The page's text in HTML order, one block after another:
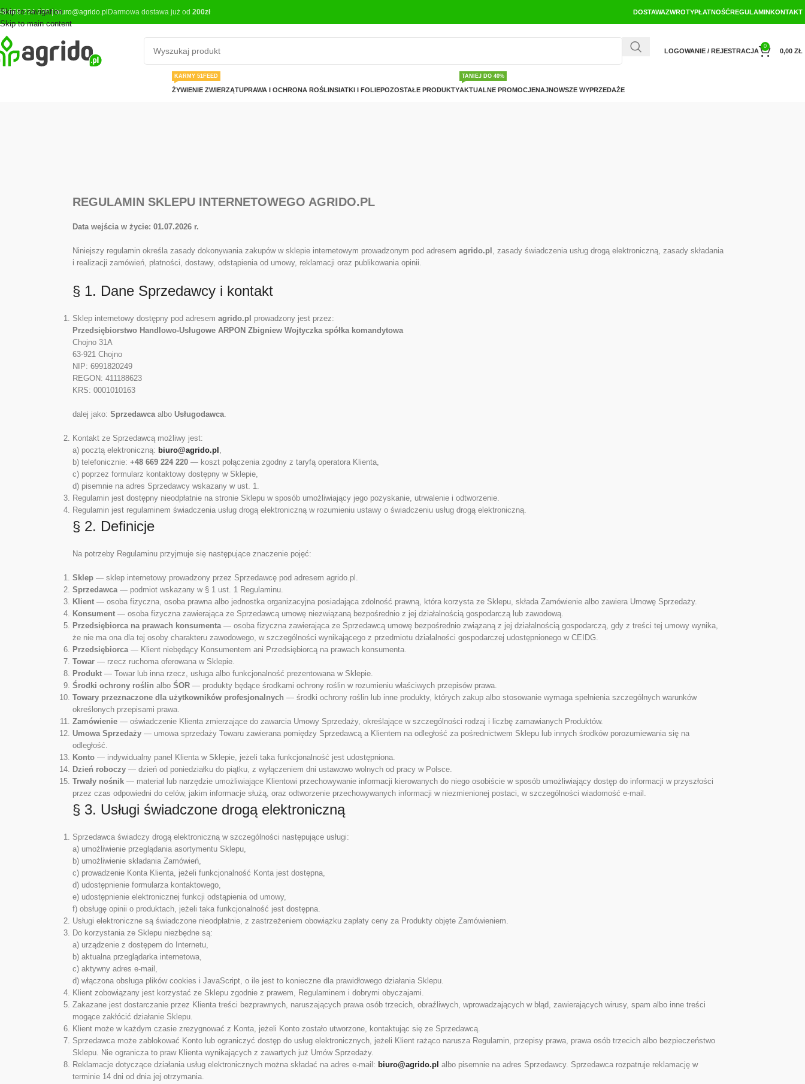
Skip to navigation
Skip to main content
669 224 220|biuro@agrido.pl Darmowa dostawa już od 200zł DOSTAWAZWROTYPŁATNOŚĆREGULAMINKONTAKT
LOGOWANIE / REJESTRACJA
0
0,00 ZŁ
ŻYWIENIE ZWIERZĄT
KARMY 51FEED
UPRAWA I OCHRONA ROŚLINSIATKI I FOLIEPOZOSTAŁE PRODUKTYAKTUALNE PROMOCJE
TANIEJ DO 40%
NAJNOWSZE WYPRZEDAŻE
REGULAMIN SKLEPU INTERNETOWEGO AGRIDO.PL
Data wejścia w życie: 01.07.2026 r.
Niniejszy regulamin określa zasady dokonywania zakupów w sklepie internetowym prowadzonym pod adresem agrido.pl , zasady świadczenia usług drogą elektroniczną, zasady składania
i realizacji zamówień, płatności, dostawy, odstąpienia od umowy, reklamacji oraz publikowania opinii.
§ 1. Dane Sprzedawcy i kontakt
Sklep internetowy dostępny pod adresem agrido.pl prowadzony jest przez:
Przedsiębiorstwo Handlowo-Usługowe ARPON Zbigniew Wojtyczka spółka komandytowa
Chojno 31A
63-921 Chojno
NIP: 6991820249
REGON: 411188623
KRS: 0001010163
dalej jako: Sprzedawcaalbo Usługodawca.
Kontakt ze Sprzedawcą możliwy jest:
a) pocztą elektroniczną: biuro@agrido.pl ,
b) telefonicznie: +48 669 224 220 — koszt połączenia zgodny z taryfą operatora Klienta,
c) poprzez formularz kontaktowy dostępny w Sklepie,
d) pisemnie na adres Sprzedawcy wskazany w ust. 1.
Regulamin jest dostępny nieodpłatnie na stronie Sklepu w sposób umożliwiający jego pozyskanie, utrwalenie i odtworzenie.
Regulamin jest regulaminem świadczenia usług drogą elektroniczną w rozumieniu ustawy o świadczeniu usług drogą elektroniczną.
§ 2. Definicje
Na potrzeby Regulaminu przyjmuje się następujące znaczenie pojęć:
Sklep — sklep internetowy prowadzony przez Sprzedawcę pod adresem agrido.pl.
Sprzedawca— podmiot wskazany w § 1 ust. 1 Regulaminu.
Klient — osoba fizyczna, osoba prawna albo jednostka organizacyjna posiadająca zdolność prawną, która korzysta ze Sklepu, składa Zamówienie albo zawiera Umowę Sprzedaży.
Konsument — osoba fizyczna zawierająca ze Sprzedawcą umowę niezwiązaną bezpośrednio z jej działalnością gospodarczą lub zawodową.
Przedsiębiorca na prawach konsumenta— osoba fizyczna zawierająca ze Sprzedawcą umowę bezpośrednio związaną z jej działalnością gospodarczą, gdy z treści tej umowy wynika,
że nie ma ona dla tej osoby charakteru zawodowego, w szczególności wynikającego z przedmiotu działalności gospodarczej udostępnionego w CEIDG.
Przedsiębiorca— Klient niebędący Konsumentem ani Przedsiębiorcą na prawach konsumenta.
Towar — rzecz ruchoma oferowana w Sklepie.
Produkt — Towar lub inna rzecz, usługa albo funkcjonalność prezentowana w Sklepie.
Środki ochrony roślin albo ŚOR — produkty będące środkami ochrony roślin w rozumieniu właściwych przepisów prawa.
Towary przeznaczone dla użytkowników profesjonalnych — środki ochrony roślin lub inne produkty, których zakup albo stosowanie wymaga spełnienia szczególnych warunków
określonych przepisami prawa.
Zamówienie — oświadczenie Klienta zmierzające do zawarcia Umowy Sprzedaży, określające w szczególności rodzaj i liczbę zamawianych Produktów.
Umowa Sprzedaży — umowa sprzedaży Towaru zawierana pomiędzy Sprzedawcą a Klientem na odległość za pośrednictwem Sklepu lub innych środków porozumiewania się na
odległość.
Konto — indywidualny panel Klienta w Sklepie, jeżeli taka funkcjonalność jest udostępniona.
Dzień roboczy — dzień od poniedziałku do piątku, z wyłączeniem dni ustawowo wolnych od pracy w Polsce.
Trwały nośnik — materiał lub narzędzie umożliwiające Klientowi przechowywanie informacji kierowanych do niego osobiście w sposób umożliwiający dostęp do informacji w przyszłości
przez czas odpowiedni do celów, jakim informacje służą, oraz odtworzenie przechowywanych informacji w niezmienionej postaci, w szczególności wiadomość e-mail.
§ 3. Usługi świadczone drogą elektroniczną
Sprzedawca świadczy drogą elektroniczną w szczególności następujące usługi:
a) umożliwienie przeglądania asortymentu Sklepu,
b) umożliwienie składania Zamówień,
c) prowadzenie Konta Klienta, jeżeli funkcjonalność Konta jest dostępna,
d) udostępnienie formularza kontaktowego,
e) udostępnienie elektronicznej funkcji odstąpienia od umowy,
f) obsługę opinii o produktach, jeżeli taka funkcjonalność jest dostępna.
Usługi elektroniczne są świadczone nieodpłatnie, z zastrzeżeniem obowiązku zapłaty ceny za Produkty objęte Zamówieniem.
Do korzystania ze Sklepu niezbędne są:
a) urządzenie z dostępem do Internetu,
b) aktualna przeglądarka internetowa,
c) aktywny adres e-mail,
d) włączona obsługa plików cookies i JavaScript, o ile jest to konieczne dla prawidłowego działania Sklepu.
Klient zobowiązany jest korzystać ze Sklepu zgodnie z prawem, Regulaminem i dobrymi obyczajami.
Zakazane jest dostarczanie przez Klienta treści bezprawnych, naruszających prawa osób trzecich, obraźliwych, wprowadzających w błąd, zawierających wirusy, spam albo inne treści
mogące zakłócić działanie Sklepu.
Klient może w każdym czasie zrezygnować z Konta, jeżeli Konto zostało utworzone, kontaktując się ze Sprzedawcą.
Sprzedawca może zablokować Konto lub ograniczyć dostęp do usług elektronicznych, jeżeli Klient rażąco narusza Regulamin, przepisy prawa, prawa osób trzecich albo bezpieczeństwo
Sklepu. Nie ogranicza to praw Klienta wynikających z zawartych już Umów Sprzedaży.
Reklamacje dotyczące działania usług elektronicznych można składać na adres e-mail: biuro@agrido.pl albo pisemnie na adres Sprzedawcy. Sprzedawca rozpatruje reklamację w
terminie 14 dni od dnia jej otrzymania.